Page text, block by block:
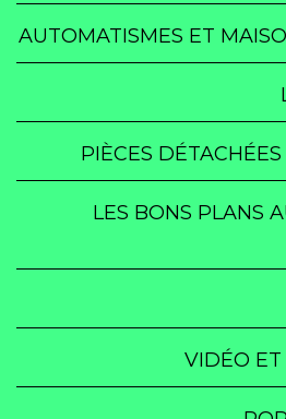
AUTOMATISMES ET
PIÈCES
LES BONS PLANS
VIDÉO